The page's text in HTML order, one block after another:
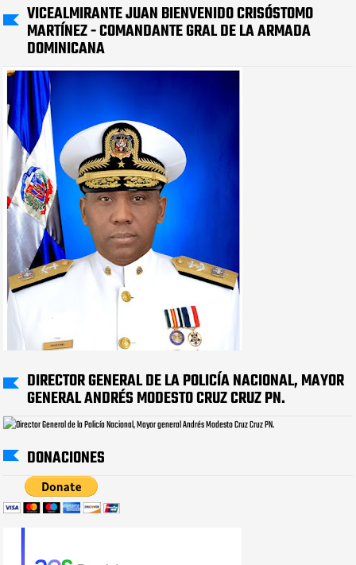
VICEALMIRANTE JUAN BIENVENIDO CRISÓSTOMO
MARTÍNEZ - COMANDANTE GRAL DE LA ARMADA
DOMINICANA
DIRECTOR GENERAL DE LA POLICÍA NACIONAL, MAYOR
GENERAL ANDRÉS MODESTO CRUZ CRUZ PN.
DONACIONES